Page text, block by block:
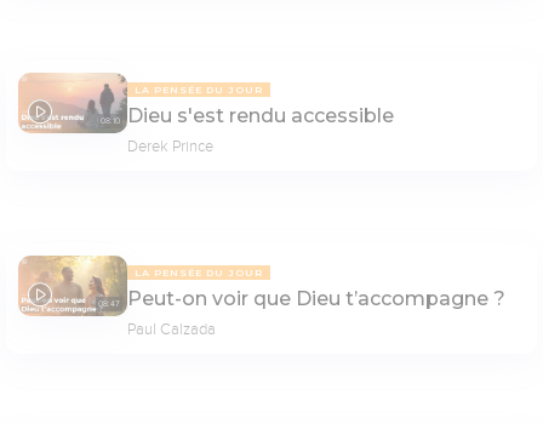
08:10
LA PENSÉE DU JOUR
Dieu s'est rendu accessible
Derek Prince
08:47
LA PENSÉE DU JOUR
Peut-on voir que Dieu t’accompagne ?
Paul Calzada